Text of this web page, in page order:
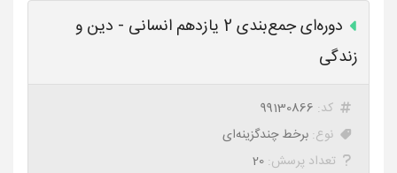
دوره‌ای جمع‌بندی 2 یازدهم انسانی - دین و
زندگی
کد: 99130866
نوع: برخط چندگزینه‌ای
تعداد پرسش: 20